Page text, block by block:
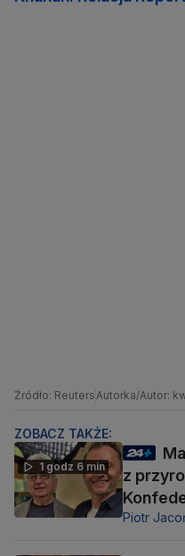
Źródło: ReutersAutorka/Autor:
ZOBACZ TAKŻE:
1 godz 6 min
z
Piotr